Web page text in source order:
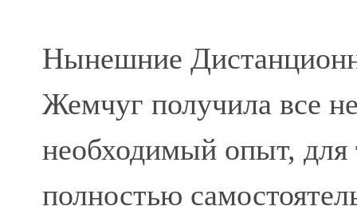
Нынешние
Жемчуг получила все
необходимый опыт, для
полностью